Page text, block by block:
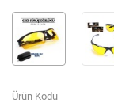
Ürün Kodu